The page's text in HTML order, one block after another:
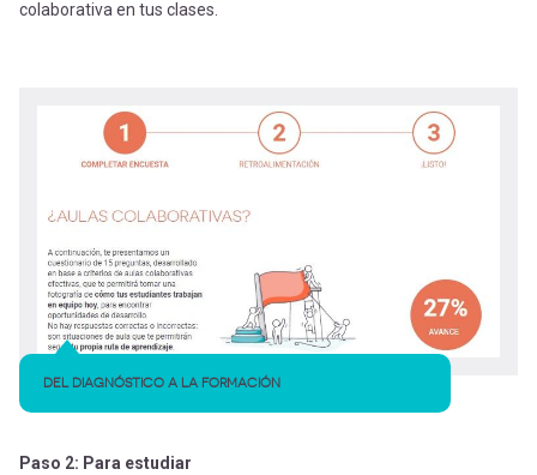
colaborativa en tus clases.
DEL DIAGNÓSTICO A LA FORMACIÓN
Paso 2: Para estudiar